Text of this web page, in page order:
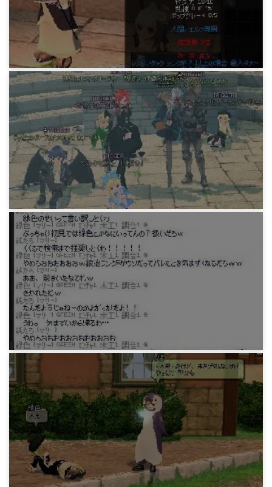
15年前
マビノギ日記
ハイランダーロングボウ
15年前
マビノギ日記
TRIGGERギルド(M)
マビノギ日記
緑さんの使用武器(L)
15年前